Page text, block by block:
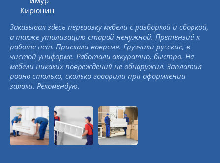
Кирюнин
Заказывал здесь перевозку мебели с разборкой и сборкой,
а также утилизацию старой ненужной. Претензий к
работе нет. Приехали вовремя. Грузчики русские, в
чистой униформе. Работали аккуратно, быстро. На
мебели никаких повреждений не обнаружил. Заплатил
ровно столько, сколько говорили при оформлении
заявки. Рекомендую.